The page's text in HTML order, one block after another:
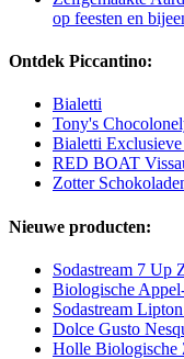
op feesten en
Ontdek Piccantino:
Bialetti
Tony's
Bialetti
RED BOAT
Zotter
Nieuwe producten:
Sodastream 7 Up
Biologische
Sodastream
Dolce Gusto
Holle Biologische